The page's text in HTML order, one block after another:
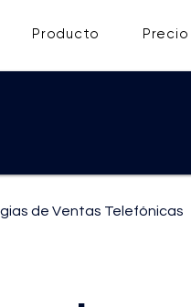
Producto Precio
de Ventas Telefónicas